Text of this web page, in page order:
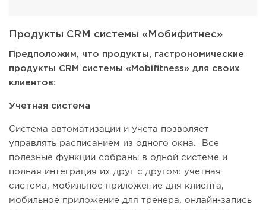
Продукты CRM системы «Мобифитнес»
Предположим, что продукты, гастрономические
продукты CRM системы «Mobifitness» для своих
клиентов:
Учетная система
Система автоматизации и учета позволяет
управлять расписанием из одного окна. Все
полезные функции собраны в одной системе и
полная интеграция их друг с другом: учетная
система, мобильное приложение для клиента,
мобильное приложение для тренера, онлайн-запись